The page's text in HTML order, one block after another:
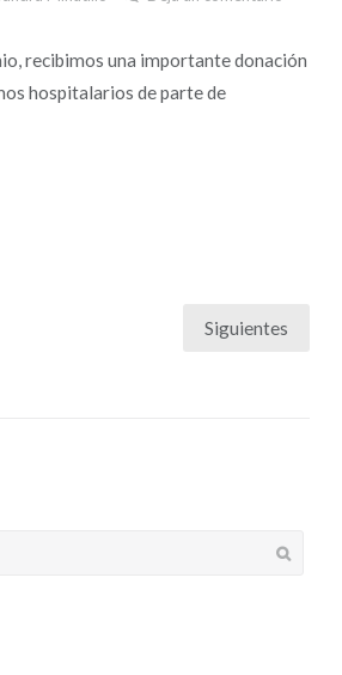
recibimos una importante donación
hospitalarios de parte de
Siguientes